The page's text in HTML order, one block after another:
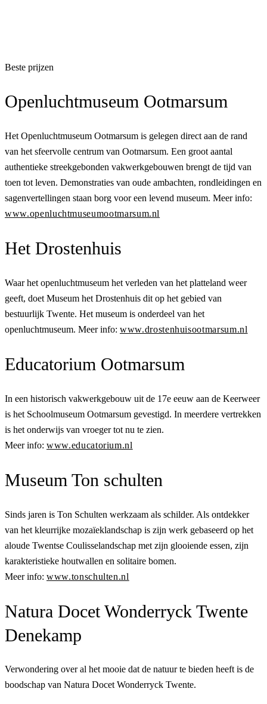
Beste prijzen
Openluchtmuseum Ootmarsum
Het Openluchtmuseum Ootmarsum is gelegen direct aan de rand
van het sfeervolle centrum van Ootmarsum. Een groot aantal
authentieke streekgebonden vakwerkgebouwen brengt de tijd van
toen tot leven. Demonstraties van oude ambachten, rondleidingen en
sagenvertellingen staan borg voor een levend museum. Meer info:
www.openluchtmuseumootmarsum.nl
Het Drostenhuis
Waar het openluchtmuseum het verleden van het platteland weer
geeft, doet Museum het Drostenhuis dit op het gebied van
bestuurlijk Twente. Het museum is onderdeel van het
openluchtmuseum. Meer info: www.drostenhuisootmarsum.nl
Educatorium Ootmarsum
In een historisch vakwerkgebouw uit de 17e eeuw aan de Keerweer
is het Schoolmuseum Ootmarsum gevestigd. In meerdere vertrekken
is het onderwijs van vroeger tot nu te zien.
Meer info: www.educatorium.nl
Museum Ton schulten
Sinds jaren is Ton Schulten werkzaam als schilder. Als ontdekker
van het kleurrijke mozaïeklandschap is zijn werk gebaseerd op het
aloude Twentse Coulisselandschap met zijn glooiende essen, zijn
karakteristieke houtwallen en solitaire bomen.
Meer info: www.tonschulten.nl
Natura Docet Wonderryck Twente
Denekamp
Verwondering over al het mooie dat de natuur te bieden heeft is de
boodschap van Natura Docet Wonderryck Twente.